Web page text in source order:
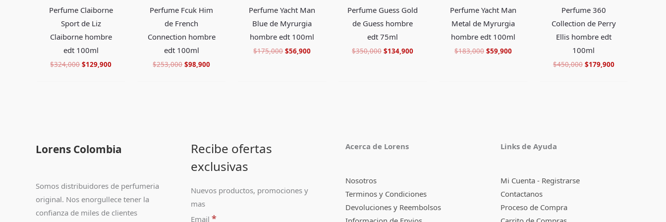
Perfume Claiborne
Sport de Liz
Claiborne hombre
edt 100ml
$324,000 $129,900
Perfume Fcuk Him
de French
Connection hombre
edt 100ml
$253,000 $98,900
Perfume Yacht Man
Blue de Myrurgia
hombre edt 100ml
$175,000 $56,900
Perfume Guess Gold
de Guess hombre
edt 75ml
$350,000 $134,900
Perfume Yacht Man
Metal de Myrurgia
hombre edt 100ml
$183,000 $59,900
Perfume 360
Collection de Perry
Ellis hombre edt
100ml
$450,000 $179,900
Lorens Colombia
Somos distribuidores de perfumeria
original. Nos enorgullece tener la
confianza de miles de clientes
Recibe ofertas
exclusivas
Nuevos productos, promociones y
mas
Email *
Acerca de Lorens
Nosotros
Terminos y Condiciones
Devoluciones y Reembolsos
Links de Ayuda
Mi Cuenta - Registrarse
Contactanos
Proceso de Compra